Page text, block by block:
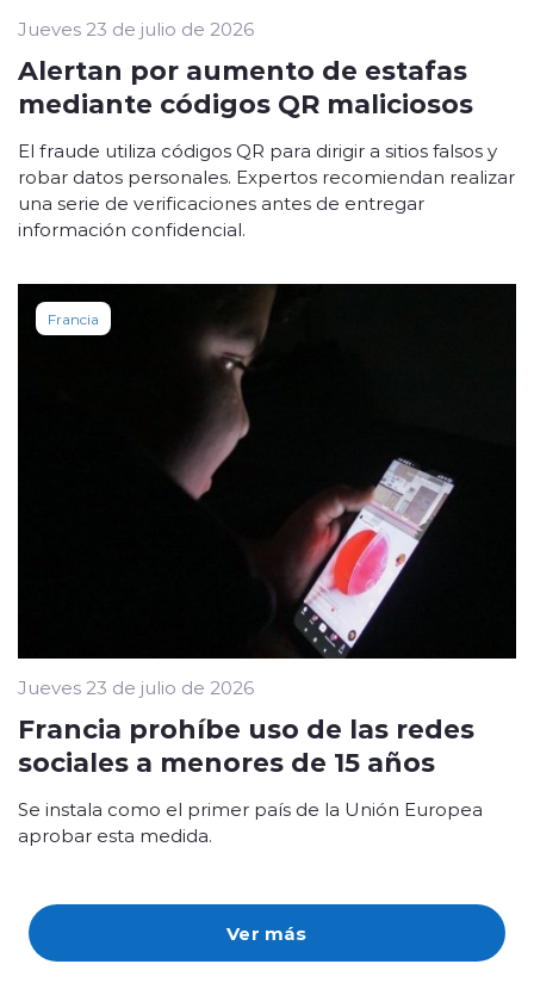
Ver más
Jueves 23 de julio de 2026
Alertan por aumento de estafas
mediante códigos QR maliciosos
El fraude utiliza códigos QR para dirigir a sitios falsos y
robar datos personales. Expertos recomiendan realizar
una serie de verificaciones antes de entregar
información confidencial.
Francia
Jueves 23 de julio de 2026
Francia prohíbe uso de las redes
sociales a menores de 15 años
Se instala como el primer país de la Unión Europea
aprobar esta medida.